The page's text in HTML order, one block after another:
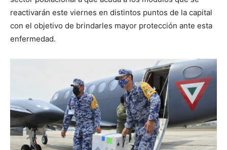
reactivarán este viernes en distintos puntos de la capital
con el objetivo de brindarles mayor protección ante esta
enfermedad.